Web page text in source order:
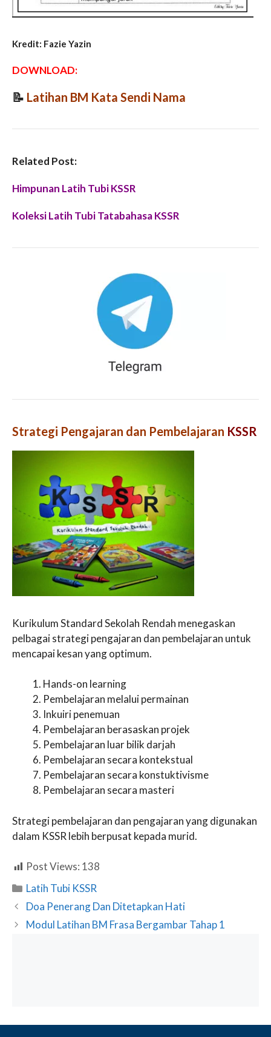
Kredit: Fazie Yazin
DOWNLOAD:
📝 Latihan BM Kata Sendi Nama
Related Post:
Himpunan Latih Tubi KSSR
Koleksi Latih Tubi Tatabahasa KSSR
Strategi Pengajaran dan Pembelajaran KSSR
Kurikulum Standard Sekolah Rendah menegaskan
pelbagai strategi pengajaran dan pembelajaran untuk
mencapai kesan yang optimum.
Hands-on learning
Pembelajaran melalui permainan
Inkuiri penemuan
Pembelajaran berasaskan projek
Pembelajaran luar bilik darjah
Pembelajaran secara kontekstual
Pembelajaran secara konstuktivisme
Pembelajaran secara masteri
Strategi pembelajaran dan pengajaran yang digunakan
dalam KSSR lebih berpusat kepada murid.
Post Views: 138
Categories
Latih Tubi KSSR
Doa Penerang Dan Ditetapkan Hati
Modul Latihan BM Frasa Bergambar Tahap 1